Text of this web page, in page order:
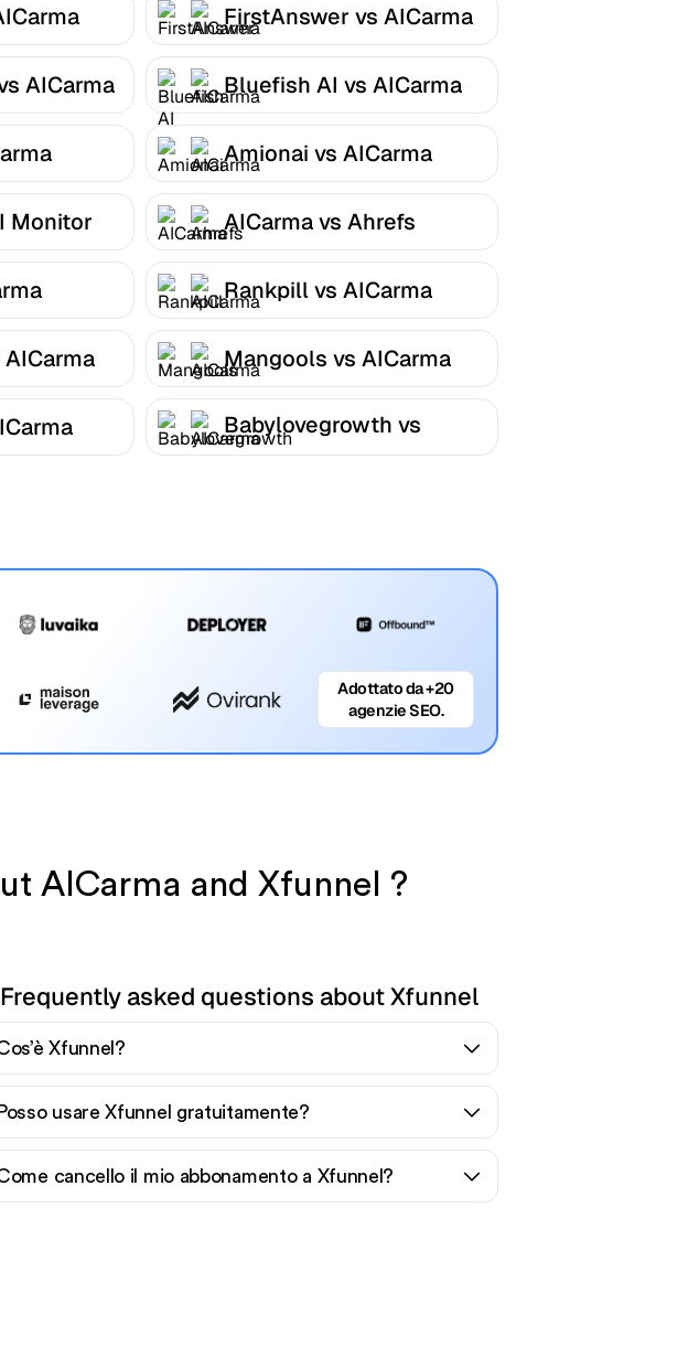
FirstAnswer vs AICarma
AICarma Bluefish AI vs AICarma
Amionai vs AICarma
Monitor AICarma vs Ahrefs
Rankpill vs AICarma
AICarma Mangools vs AICarma
Babylovegrowth vs
AICarma
Adottato da +20
agenzie SEO.
AICarma and Xfunnel ?
Frequently asked questions about Xfunnel
Xfunnel?
Posso usare Xfunnel gratuitamente?
cancello il mio abbonamento a Xfunnel?